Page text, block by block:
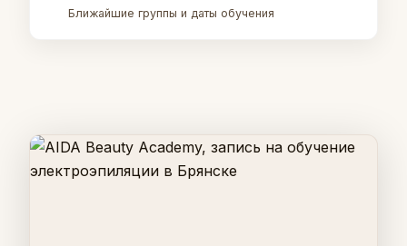
Ближайшие группы и даты обучения